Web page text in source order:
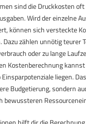
sind die Druckkosten
Wird der einzelne
können sich versteckte
Dazu zählen unnötig teurer
oder zu lange
Kostenberechnung
liegen.
Budgetierung, sondern
bewussteren